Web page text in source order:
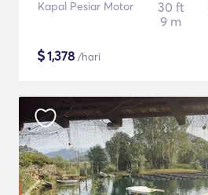
Kapal Pesiar Motor
30 ft
9 m
$1,378 /hari